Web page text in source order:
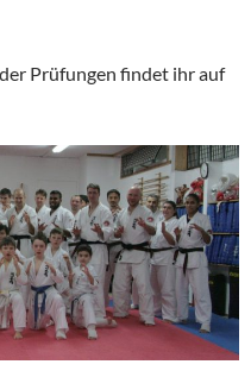
Prüfungen findet ihr auf